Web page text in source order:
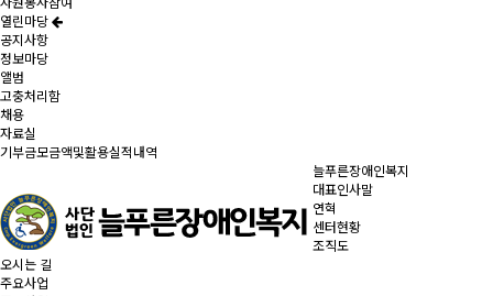
열린마당
공지사항
정보마당
앨범
고충처리함
채용
자료실
기부금모금액및활용실적내역
늘푸른장애인복지
대표인사말
연혁
센터현황
조직도
오시는 길
주요사업